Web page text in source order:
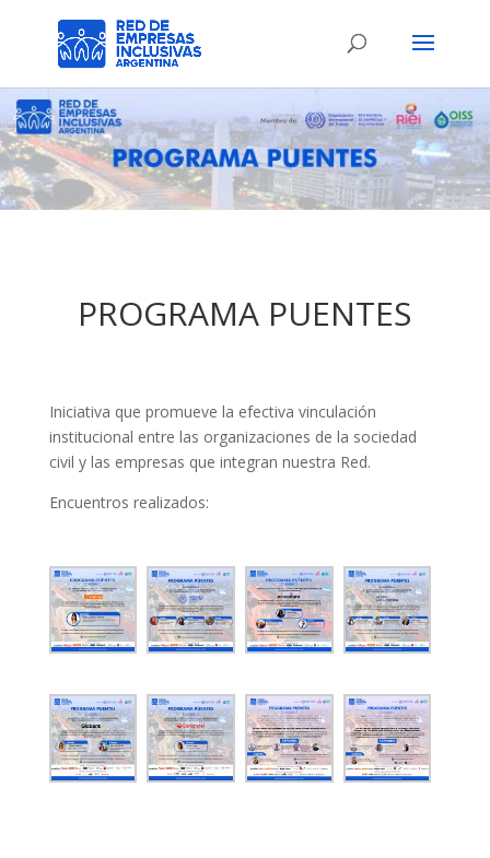
PROGRAMA PUENTES
Iniciativa que promueve la efectiva vinculación
institucional entre las organizaciones de la sociedad
civil y las empresas que integran nuestra Red.
Encuentros realizados: